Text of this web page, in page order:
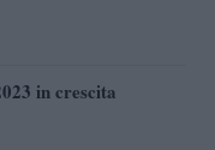
in crescita